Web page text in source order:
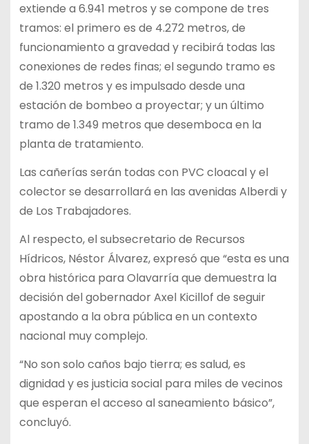
extiende a 6.941 metros y se compone de tres
tramos: el primero es de 4.272 metros, de
funcionamiento a gravedad y recibirá todas las
conexiones de redes finas; el segundo tramo es
de 1.320 metros y es impulsado desde una
estación de bombeo a proyectar; y un último
tramo de 1.349 metros que desemboca en la
planta de tratamiento.
Las cañerías serán todas con PVC cloacal y el
colector se desarrollará en las avenidas Alberdi y
de Los Trabajadores.
Al respecto, el subsecretario de Recursos
Hídricos, Néstor Álvarez, expresó que “esta es una
obra histórica para Olavarría que demuestra la
decisión del gobernador Axel Kicillof de seguir
apostando a la obra pública en un contexto
nacional muy complejo.
“No son solo caños bajo tierra; es salud, es
dignidad y es justicia social para miles de vecinos
que esperan el acceso al saneamiento básico”,
concluyó.